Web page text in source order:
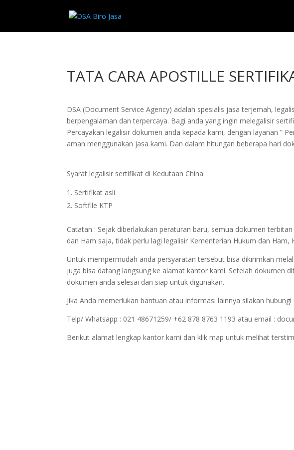
TATA CARA APOSTILLE
DSA (Document Service Agency) adalah spesialis jasa terjemah,
berpengalaman dan terpercaya. Bagi anda yang ingin melegalisir
Percayakan legalisir dokumen anda kepada kami, dengan layanan ”
aman menggunakan jasa kami. Dan dalam hitungan beberapa hari
Syarat legalisir sertifikat di Kedutaan China
Sertifikat asli
Softfile KTP
Catatan : Sejak diberlakukan peraturan baru, semua dokumen
dan Ham saja, tidak perlu lagi legalisir Kementerian Hukum dan
Untuk mempermudah anda persyaratan tersebut bisa dikirimkan
juga bisa datang langsung ke alamat kantor kami. Setelah dokumen
dokumen anda selesai dan siap untuk digunakan.
Jika Anda memerlukan bantuan atau informasi lainnya silakan hubungi
Telp/ Whatsapp : 021 48671259/ +62 878 8763 1193 atau email :
Berikut alamat lengkap kantor kami dan klik map untuk melihat